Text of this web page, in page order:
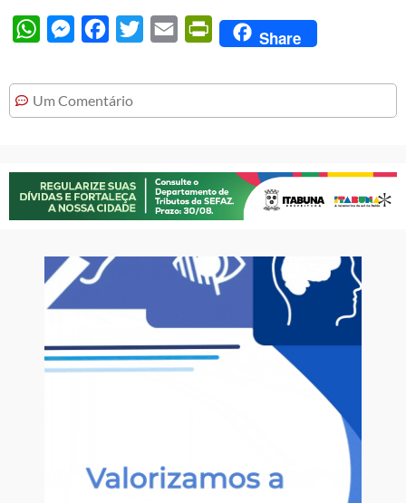
WhatsAppMessengerFacebook
Twitter Email PrintFriendly
Share
Um Comentário